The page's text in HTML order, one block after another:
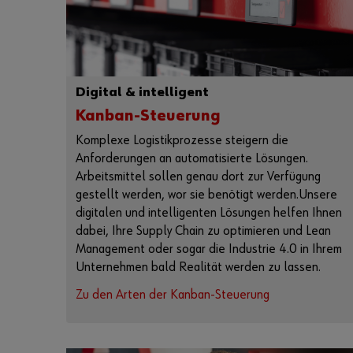
Digital & intelligent
Kanban-Steuerung
Komplexe Logistikprozesse steigern die
Anforderungen an automatisierte Lösungen.
Arbeitsmittel sollen genau dort zur Verfügung
gestellt werden, wor sie benötigt werden.Unsere
digitalen und intelligenten Lösungen helfen Ihnen
dabei, Ihre Supply Chain zu optimieren und Lean
Management oder sogar die Industrie 4.0 in Ihrem
Unternehmen bald Realität werden zu lassen.
Zu den Arten der Kanban-Steuerung